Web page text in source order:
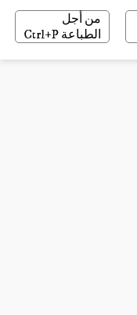
من أجل
الطباعة Ctrl+P